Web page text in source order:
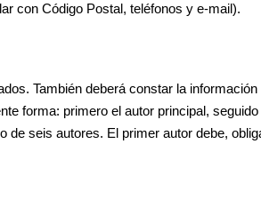
con Código Postal, teléfonos y e-mail).
También deberá constar la información
forma: primero el autor principal, seguido
seis autores. El primer autor debe,